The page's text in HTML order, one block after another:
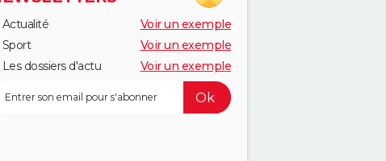
Actualité
Voir un exemple
Sport
Voir un exemple
Les dossiers d'actu
Voir un exemple